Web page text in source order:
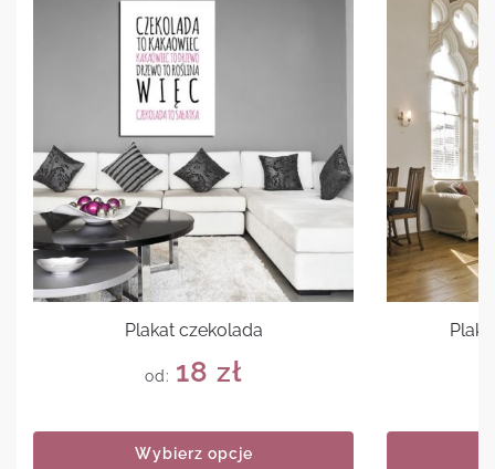
Plakat czekolada
od: 18 zł
Wybierz opcje